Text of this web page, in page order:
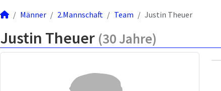
Männer 2.Mannschaft Team Justin Theuer
Justin Theuer (30 Jahre)